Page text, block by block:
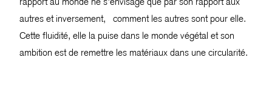
autres et inversement, comment les autres sont pour elle.
Cette fluidité, elle la puise dans le monde végétal et son
ambition est de remettre les matériaux dans une circularité.